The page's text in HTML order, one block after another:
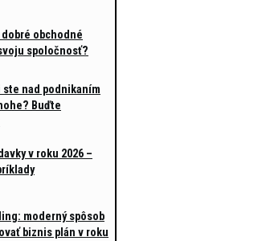
obchodné
spoločnosť?
ste nad podnikaním
Buďte
v roku 2026 –
moderný spôsob
biznis plán v roku